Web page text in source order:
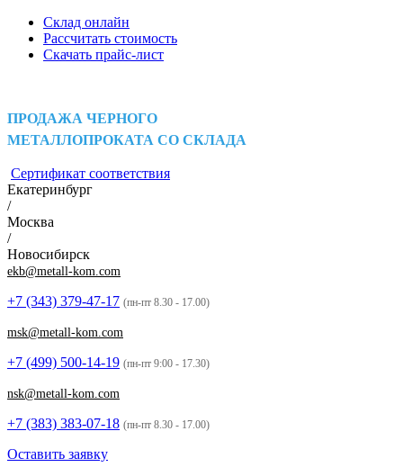
Склад онлайн
Рассчитать стоимость
Скачать прайс-лист
ПРОДАЖА ЧЕРНОГО
МЕТАЛЛОПРОКАТА СО СКЛАДА
Сертификат соответствия
Екатеринбург
/
Москва
/
Новосибирск
ekb@metall-kom.com
+7 (343) 379-47-17 (пн-пт 8.30 - 17.00)
msk@metall-kom.com
+7 (499) 500-14-19 (пн-пт 9:00 - 17.30)
nsk@metall-kom.com
+7 (383) 383-07-18 (пн-пт 8.30 - 17.00)
Оставить заявку